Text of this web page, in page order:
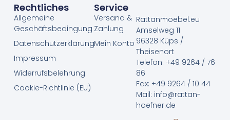
Rattanmoebel.eu
Amselweg 11
96328 Küps /
Theisenort
Telefon: +49 9264 / 76
86
Fax: +49 9264 / 10 44
Mail: info@rattan-
hoefner.de
Rechtliches
Allgemeine
Geschäftsbedingung
Datenschutzerklärung
Impressum
Widerrufsbelehrung
Cookie-Richtlinie (EU)
Service
Versand &
Zahlung
Mein Konto